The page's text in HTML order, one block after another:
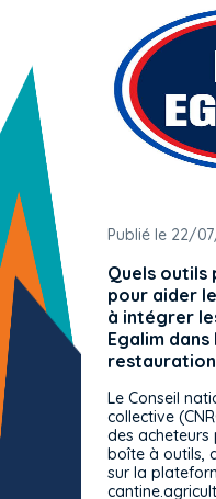
Publié le 22/
Quels outils
pour aider
à intégrer
Egalim
Le Conseil
collective
des acheteurs
boîte à outils,
sur la